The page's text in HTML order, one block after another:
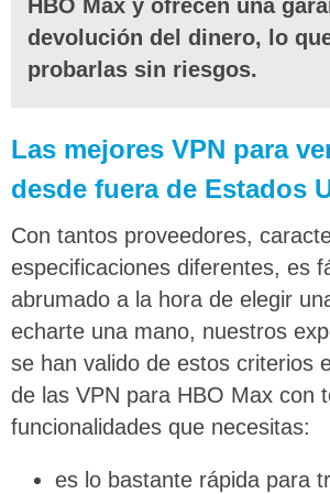
HBO Max y ofrecen una
devolución del dinero, lo
probarlas sin riesgos.
Las mejores VPN para
desde fuera de Estados
Con tantos proveedores,
especificaciones diferentes, es
abrumado a la hora de elegir
echarte una mano, nuestros
se han valido de estos criterios
de las VPN para HBO Max con
funcionalidades que necesitas:
es lo bastante rápida para